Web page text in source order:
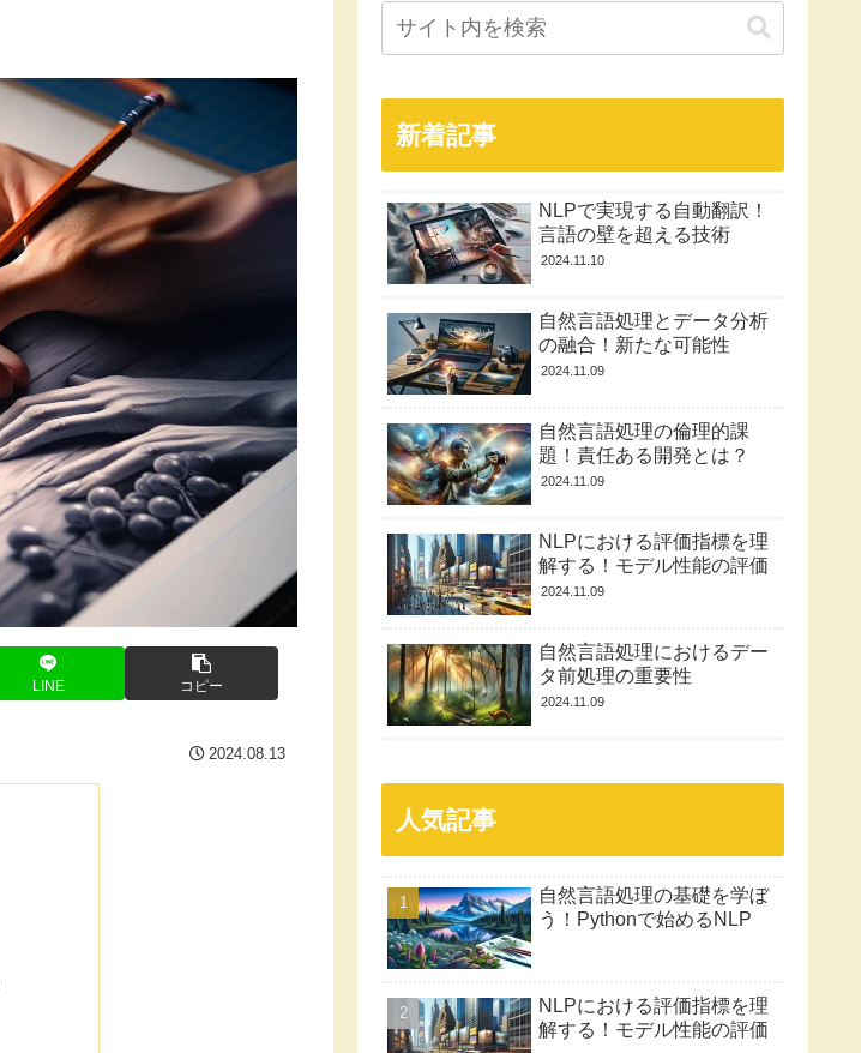
LINE コピー
2024.08.13
新着記事
NLPで実現する自動翻訳！
言語の壁を超える技術
2024.11.10
自然言語処理とデータ分析
の融合！新たな可能性
2024.11.09
自然言語処理の倫理的課
題！責任ある開発とは？
2024.11.09
NLPにおける評価指標を理
解する！モデル性能の評価
2024.11.09
自然言語処理におけるデー
タ前処理の重要性
2024.11.09
人気記事
自然言語処理の基礎を学ぼ
う！Pythonで始めるNLP
NLPにおける評価指標を理
解する！モデル性能の評価